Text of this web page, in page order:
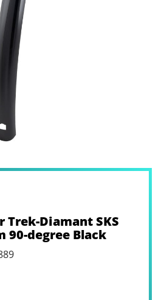
Trek-Diamant SKS
90-degree Black